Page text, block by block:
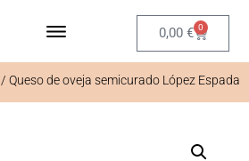
0,00 € 0
/ Queso de oveja semicurado López Espada